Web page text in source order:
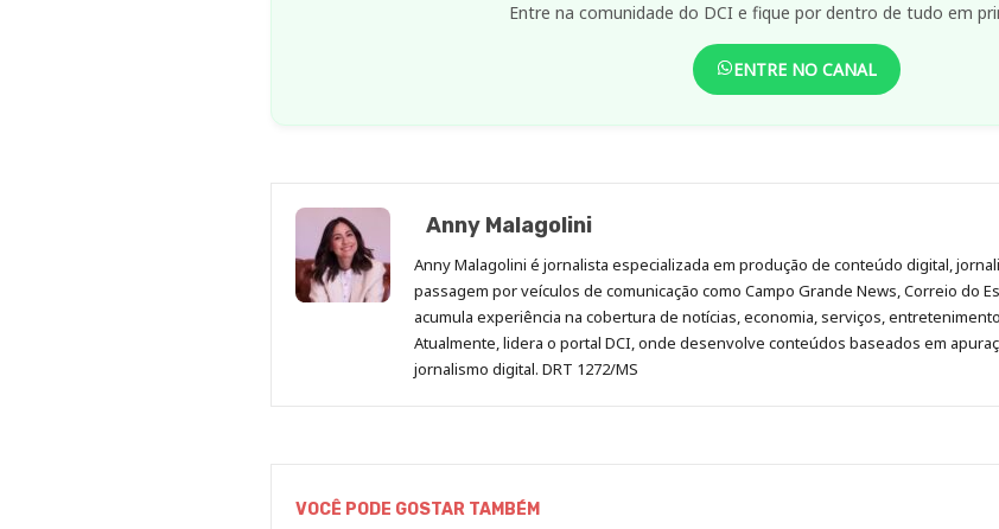
Entre na comunidade do DCI e fique por dentro de tudo em
ENTRE NO CANAL
Anny Malagolini
Anny Malagolini é jornalista especializada em produção de conteúdo digital,
passagem por veículos de comunicação como Campo Grande News, Correio do
acumula experiência na cobertura de notícias, economia, serviços,
Atualmente, lidera o portal DCI, onde desenvolve conteúdos baseados em
jornalismo digital. DRT 1272/MS
VOCÊ PODE GOSTAR TAMBÉM